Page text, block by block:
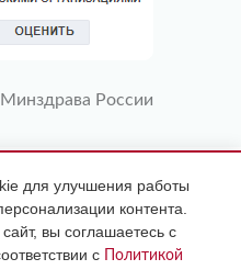
России
для улучшения работы
контента.
вы соглашаетесь с
с
Политикой